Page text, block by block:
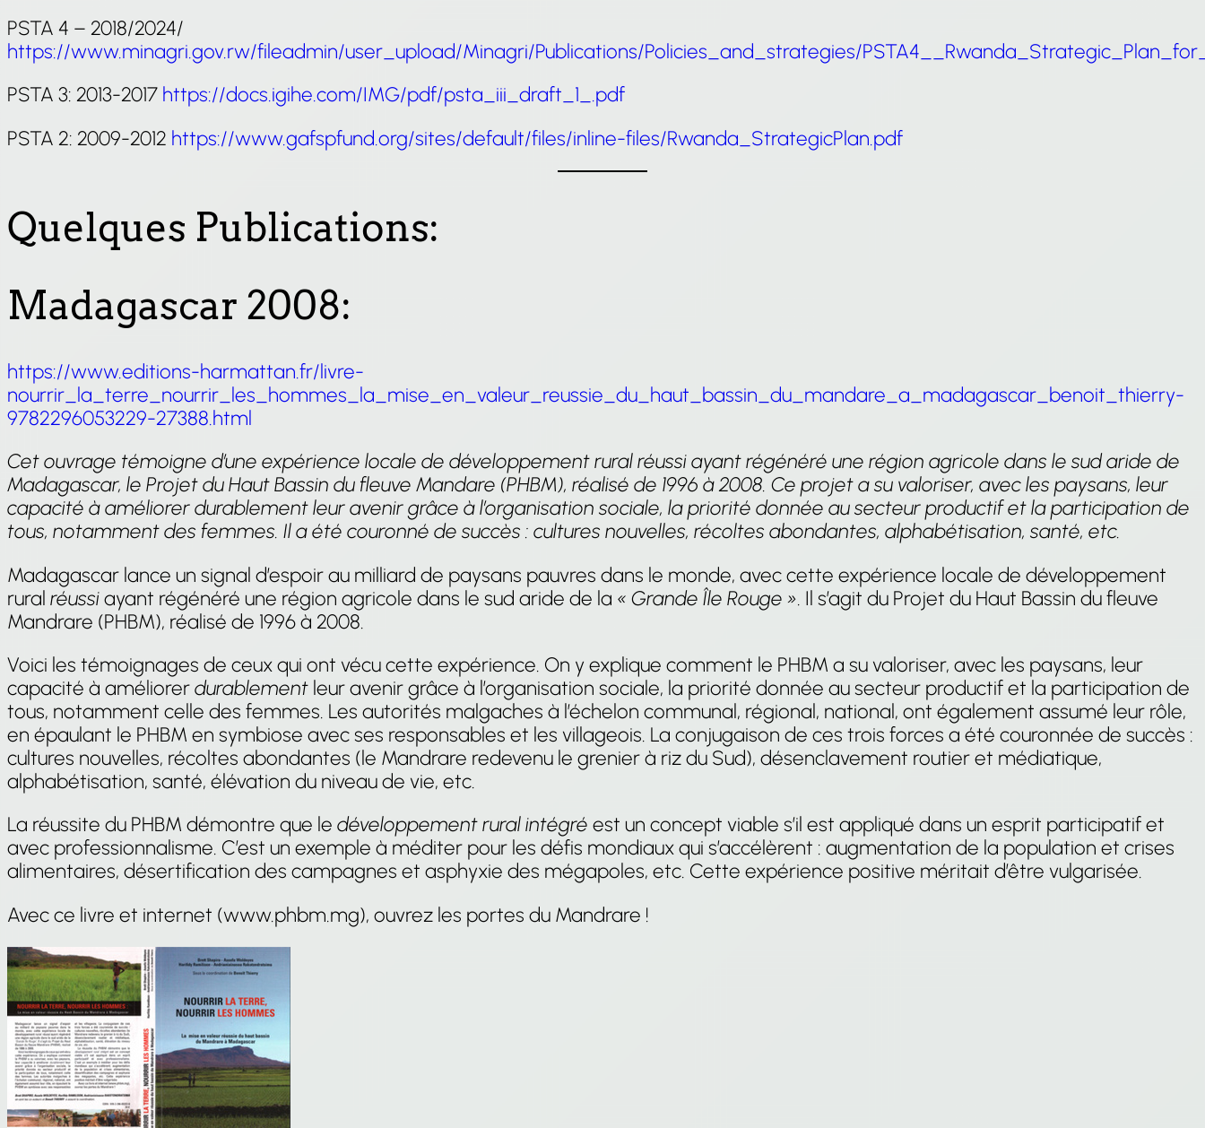
PSTA 4 – 2018/2024/
https://www.minagri.gov.rw/fileadmin/user_upload/Minagri/Publications/Policies_and_strategies/
PSTA 3: 2013-2017 https://docs.igihe.com/IMG/pdf/psta_iii_draft_1_.pdf
PSTA 2: 2009-2012 https://www.gafspfund.org/sites/default/files/inline-files/Rwanda_StrategicPlan.pdf
Quelques Publications:
Madagascar 2008:
https://www.editions-harmattan.fr/livre-
nourrir_la_terre_nourrir_les_hommes_la_mise_en_valeur_reussie_du_haut_bassin_du_mandare_a_madagascar_benoit_thierry-
9782296053229-27388.html
Cet ouvrage témoigne d’une expérience locale de développement rural réussi ayant régénéré une région agricole dans le sud aride de
Madagascar, le Projet du Haut Bassin du fleuve Mandare (PHBM), réalisé de 1996 à 2008. Ce projet a su valoriser, avec les paysans, leur
capacité à améliorer durablement leur avenir grâce à l’organisation sociale, la priorité donnée au secteur productif et la participation de
tous, notamment des femmes. Il a été couronné de succès : cultures nouvelles, récoltes abondantes, alphabétisation, santé, etc.
Madagascar lance un signal d’espoir au milliard de paysans pauvres dans le monde, avec cette expérience locale de développement
rural réussiayant régénéré une région agricole dans le sud aride de la « Grande Île Rouge ». Il s’agit du Projet du Haut Bassin du fleuve
Mandrare (PHBM), réalisé de 1996 à 2008.
Voici les témoignages de ceux qui ont vécu cette expérience. On y explique comment le PHBM a su valoriser, avec les paysans, leur
capacité à améliorerdurablement leur avenir grâce à l’organisation sociale, la priorité donnée au secteur productif et la participation de
tous, notamment celle des femmes. Les autorités malgaches à l’échelon communal, régional, national, ont également assumé leur rôle,
en épaulant le PHBM en symbiose avec ses responsables et les villageois. La conjugaison de ces trois forces a été couronnée de succès :
cultures nouvelles, récoltes abondantes (le Mandrare redevenu le grenier à riz du Sud), désenclavement routier et médiatique,
alphabétisation, santé, élévation du niveau de vie, etc.
La réussite du PHBM démontre que le développement rural intégré est un concept viable s’il est appliqué dans un esprit participatif et
avec professionnalisme. C’est un exemple à méditer pour les défis mondiaux qui s’accélèrent : augmentation de la population et crises
alimentaires, désertification des campagnes et asphyxie des mégapoles, etc. Cette expérience positive méritait d’être vulgarisée.
Avec ce livre et internet (www.phbm.mg), ouvrez les portes du Mandrare !